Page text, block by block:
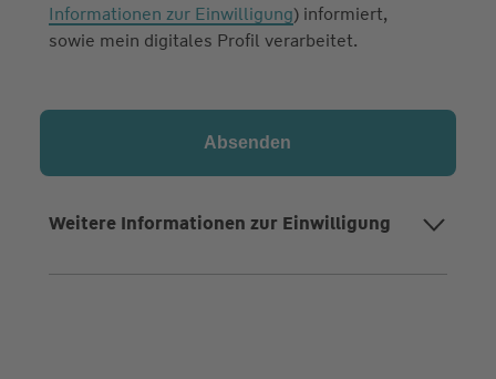
Informationen zur Einwilligung) informiert,
sowie mein digitales Profil verarbeitet.
Weitere Informationen zur Einwilligung